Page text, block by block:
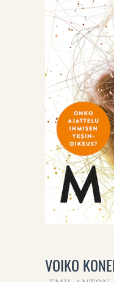
VOIKO